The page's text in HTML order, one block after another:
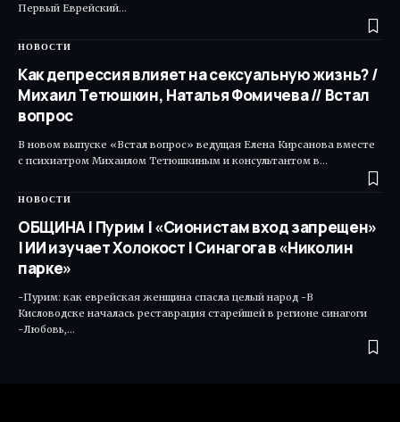
Первый Еврейский…
НОВОСТИ
Как депрессия влияет на сексуальную жизнь? /
Михаил Тетюшкин, Наталья Фомичева // Встал
вопрос
В новом выпуске «Встал вопрос» ведущая Елена Кирсанова вместе
с психиатром Михаилом Тетюшкиным и консультантом в…
НОВОСТИ
ОБЩИНА | Пурим | «Сионистам вход запрещен»
| ИИ изучает Холокост | Синагога в «Николин
парке»
-Пурим: как еврейская женщина спасла целый народ -В
Кисловодске началась реставрация старейшей в регионе синагоги
-Любовь,…